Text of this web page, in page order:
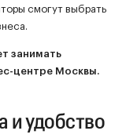
смогут выбрать
занимать
центре Москвы.
и удобство